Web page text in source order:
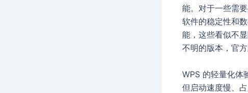
能。对于一些需
软件的稳定性和
能，这些看似不
不明的版本，官
WPS 的轻量化体
但启动速度慢、